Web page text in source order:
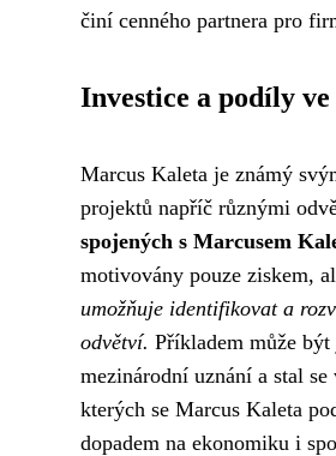
činí cenného partnera pro
Investice a podíly
Marcus Kaleta je známý
projektů napříč různými
spojených s Marcusem
motivovány pouze ziskem,
umožňuje identifikovat a
odvětví. Příkladem může
mezinárodní uznání a stal
kterých se Marcus Kaleta
dopadem na ekonomiku i